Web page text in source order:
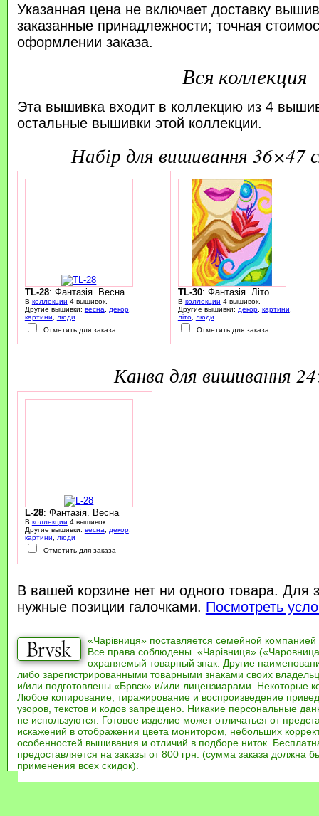
Указанная цена не включает доставку
заказанные принадлежности; точная
оформлении заказа.
Вся коллекция
Эта вышивка входит в коллекцию из 4
остальные вышивки этой коллекции.
набір для вишивання
TL-28: Фантазія. Весна
В коллекции 4 вышивок.
Другие вышивки: весна, декор,
картини, люди
Отметить для заказа
TL-30: Фантазія. Літо
В коллекции 4 вышивок.
Другие вышивки: декор, картини,
літо, люди
Отметить для заказа
канва для вишивання
L-28: Фантазія. Весна
В коллекции 4 вышивок.
Другие вышивки: весна декор,
картини
люди
Отметить для заказа
В вашей корзине нет ни одного товара. Для
нужные позиции галочками. Посмотреть
«Чарівниця» поставляется семейной компанией
Все права соблюдены. «Чарівниця»
охраняемый товарный знак. Другие
либо зарегистрированными товарными знаками своих
и/или подготовлены «Брвск» и/или лицензиарами. Некоторые
Любое копирование, тиражирование и воспроизведение
узоров, текстов и кодов запрещено. Никакие персональные
не используются. Готовое изделие может отличаться от
искажений в отображении цвета монитором, небольших
особенностей вышивания и отличий в подборе ниток.
предоставляется на заказы от 800 грн. (сумма заказа должна
применения всех скидок).